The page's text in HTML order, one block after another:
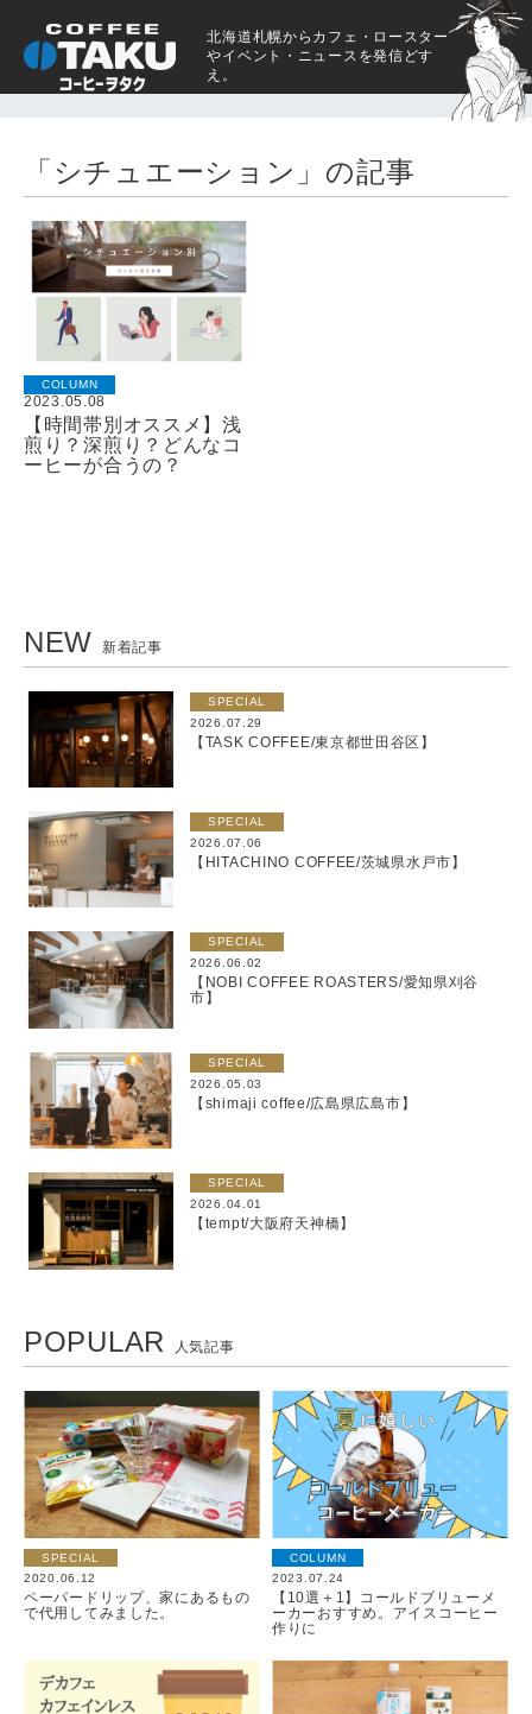
北海道札幌からカフェ・ロースター
やイベント・ニュースを発信どす
え。
「シチュエーション」の記事
COLUMN
2023.05.08
【時間帯別オススメ】浅
煎り？深煎り？どんなコ
ーヒーが合うの？
NEW 新着記事
SPECIAL
2026.07.29
【TASK COFFEE/東京都世田谷区】
SPECIAL
2026.07.06
【HITACHINO COFFEE/茨城県水戸市】
SPECIAL
2026.06.02
【NOBI COFFEE ROASTERS/愛知県刈谷
市】
SPECIAL
2026.05.03
【shimaji coffee/広島県広島市】
SPECIAL
2026.04.01
【tempt/大阪府天神橋】
POPULAR 人気記事
SPECIAL
2020.06.12
ペーパードリップ、家にあるもの
で代用してみました。
COLUMN
2023.07.24
【10選＋1】コールドブリューメ
ーカーおすすめ。アイスコーヒー
作りに